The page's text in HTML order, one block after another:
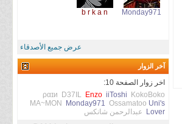
Monday971
b r k a n
عرض جميع الأصدقاء
آخر الزوار
اخر زوار الصفحة 10:
ραɪи
D37IL Enzo iiToshi
KokoBoko
MA~MON
Monday971 Ossamatoo Uni's
Lover
عبدالرحمن شانكس